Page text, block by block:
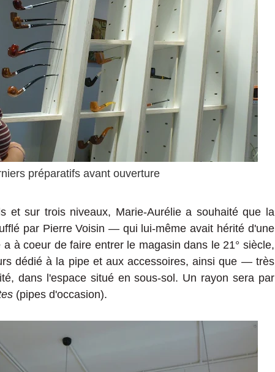
préparatifs avant ouverture
et sur troisniveaux, Marie-Auréliea souhaitéque la
lé par Pierre Voisin — qui lui-même avait hérité d'une
a àcoeur defaire entrer le magasin dans le 21° siècle,
dédié à la pipe et aux accessoires,ainsi que — très
, dans l'espace situé en sous-sol . Un rayon sera par
(pipes d'occasion).